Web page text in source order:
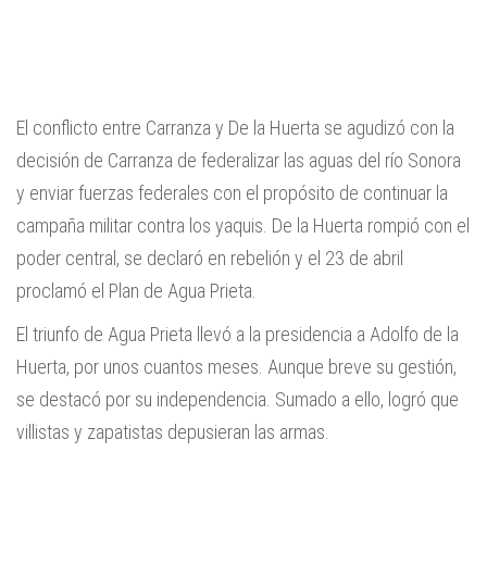
El conflicto entre Carranza y De la Huerta se agudizó con la
decisión de Carranza de federalizar las aguas del río Sonora
y enviar fuerzas federales con el propósito de continuar la
campaña militar contra los yaquis. De la Huerta rompió con el
poder central, se declaró en rebelión y el 23 de abril
proclamó el Plan de Agua Prieta.
El triunfo de Agua Prieta llevó a la presidencia a Adolfo de la
Huerta, por unos cuantos meses. Aunque breve su gestión,
se destacó por su independencia. Sumado a ello, logró que
villistas y zapatistas depusieran las armas.